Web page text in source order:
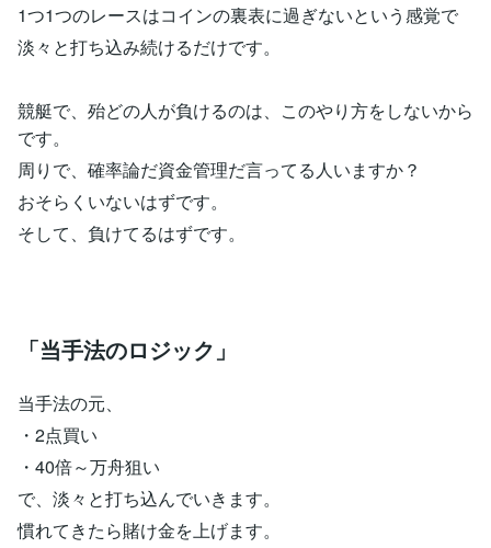
1つ1つのレースはコインの裏表に過ぎないという感覚で
淡々と打ち込み続けるだけです。
競艇で、殆どの人が負けるのは、このやり方をしないから
です。
周りで、確率論だ資金管理だ言ってる人いますか？
おそらくいないはずです。
そして、負けてるはずです。
「当手法のロジック」
当手法の元、
・2点買い
・40倍～万舟狙い
で、淡々と打ち込んでいきます。
慣れてきたら賭け金を上げます。